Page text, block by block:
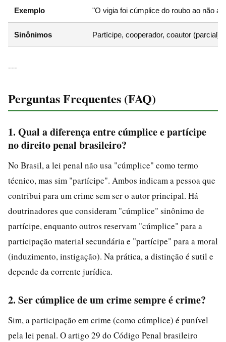
Exemplo "O vigia foi cúmplice do roubo ao não
Sinônimos Partícipe, cooperador, coautor (parcial)
---
Perguntas Frequentes (FAQ)
1. Qual a diferença entre cúmplice e partícipe
no direito penal brasileiro?
No Brasil, a lei penal não usa "cúmplice" como termo
técnico, mas sim "partícipe". Ambos indicam a pessoa que
contribui para um crime sem ser o autor principal. Há
doutrinadores que consideram "cúmplice" sinônimo de
partícipe, enquanto outros reservam "cúmplice" para a
participação material secundária e "partícipe" para a moral
(induzimento, instigação). Na prática, a distinção é sutil e
depende da corrente jurídica.
2. Ser cúmplice de um crime sempre é crime?
Sim, a participação em crime (como cúmplice) é punível
pela lei penal. O artigo 29 do Código Penal brasileiro